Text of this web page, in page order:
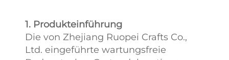
überwindet die Grenzen
der traditionellen
standardisierten
Produktion, indem er sich
1. Produkteinführung
Die von Zhejiang Ruopei Crafts Co.,
Ltd. eingeführte wartungsfreie